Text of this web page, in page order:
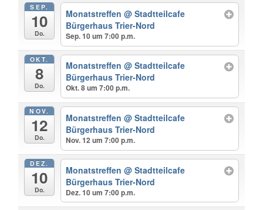
SEP.
10
Do.
Monatstreffen @ Stadtteilcafe
Bürgerhaus Trier-Nord
Sep. 10 um 7:00 p.m.
OKT.
8
Do.
Monatstreffen @ Stadtteilcafe
Bürgerhaus Trier-Nord
Okt. 8 um 7:00 p.m.
NOV.
12
Do.
Monatstreffen @ Stadtteilcafe
Bürgerhaus Trier-Nord
Nov. 12 um 7:00 p.m.
DEZ.
10
Do.
Monatstreffen @ Stadtteilcafe
Bürgerhaus Trier-Nord
Dez. 10 um 7:00 p.m.